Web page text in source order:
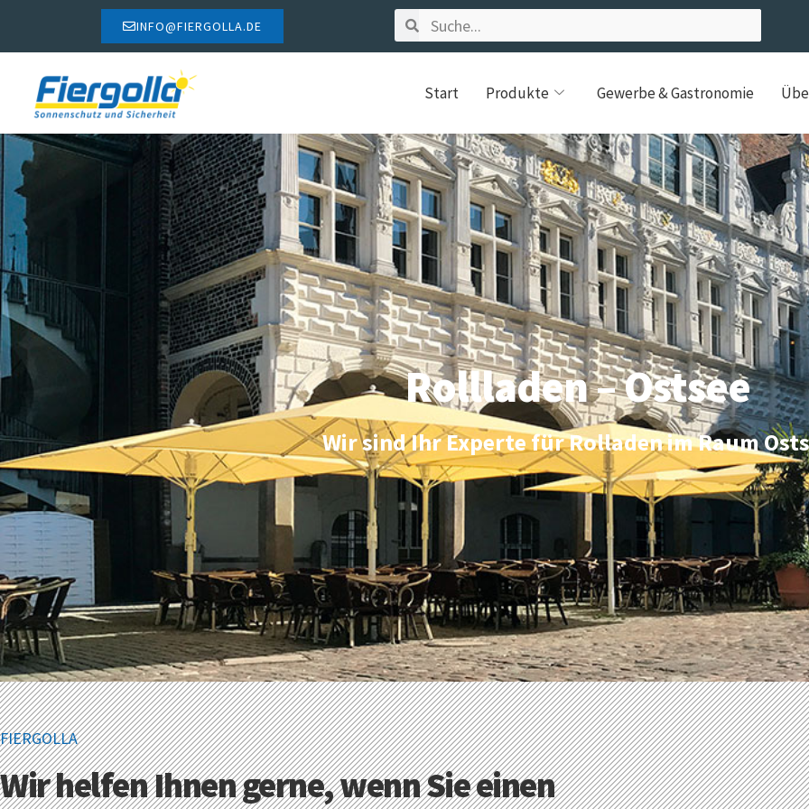
INFO@FIERGOLLA.DE
Start Produkte Gewerbe & Gastronomie
Rollladen – Ostsee
Wir sind Ihr Experte für Rolladen im Raum
FIERGOLLA
Wir helfen Ihnen gerne, wenn Sie einen